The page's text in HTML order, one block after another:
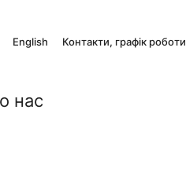
English Контакти, графік роботи
нас